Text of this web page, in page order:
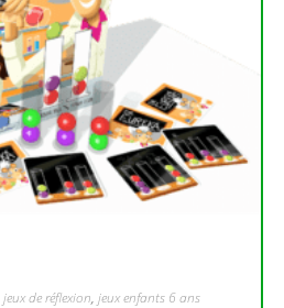
jeux de réflexion, jeux enfants 6 ans